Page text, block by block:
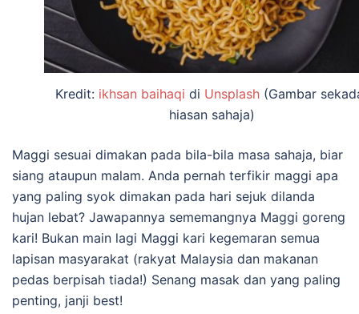
Kredit: ikhsan baihaqi di Unsplash(Gambar
hiasan sahaja)
Maggi sesuai dimakan pada bila-bila masa sahaja, biar
siang ataupun malam. Anda pernah terfikir maggi apa
yang paling syok dimakan pada hari sejuk dilanda
hujan lebat? Jawapannya sememangnya Maggi goreng
kari! Bukan main lagi Maggi kari kegemaran semua
lapisan masyarakat (rakyat Malaysia dan makanan
pedas berpisah tiada!) Senang masak dan yang paling
penting, janji best!